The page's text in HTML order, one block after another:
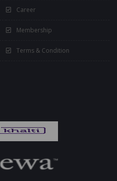
Career
Membership
Terms & Condition